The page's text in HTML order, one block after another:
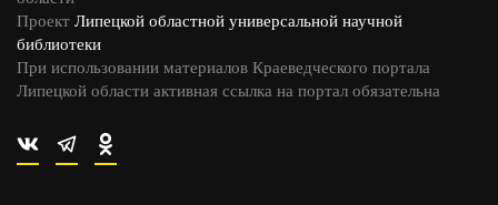
Проект Липецкой областной универсальной научной
библиотеки
При использовании материалов Краеведческого портала
Липецкой области активная ссылка на портал обязательна